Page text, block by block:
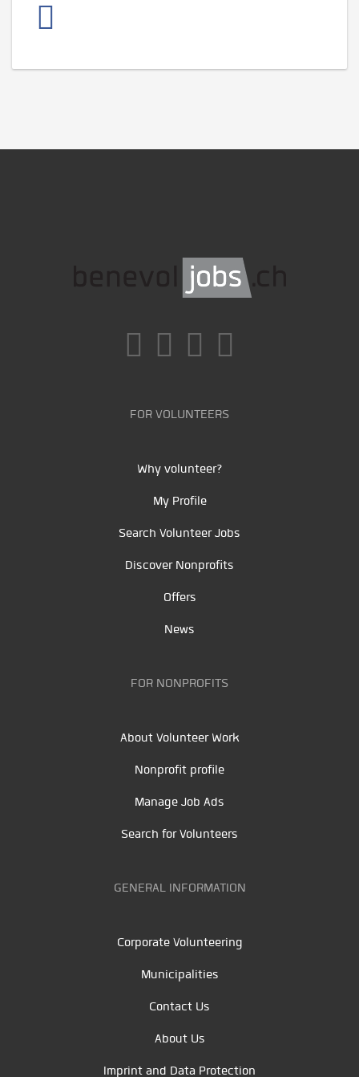
FOR VOLUNTEERS
Why volunteer?
My Profile
Search Volunteer Jobs
Discover Nonprofits
Offers
News
FOR NONPROFITS
About Volunteer Work
Nonprofit profile
Manage Job Ads
Search for Volunteers
GENERAL INFORMATION
Corporate Volunteering
Municipalities
Contact Us
About Us
Imprint and Data Protection